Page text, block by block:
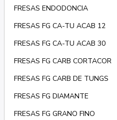
FRESAS ENDODONCIA
FRESAS FG CA-TU ACAB 12
FRESAS FG CA-TU ACAB 30
FRESAS FG CARB CORTACOR
FRESAS FG CARB DE TUNGS
FRESAS FG DIAMANTE
FRESAS FG GRANO FINO